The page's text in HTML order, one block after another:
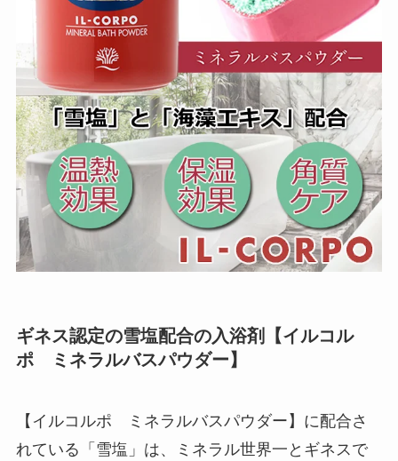
ギネス認定の雪塩配合の入浴剤【イルコル
ポ ミネラルバスパウダー】
【イルコルポ ミネラルバスパウダー】に配合さ
れている「雪塩」は、ミネラル世界一とギネスで